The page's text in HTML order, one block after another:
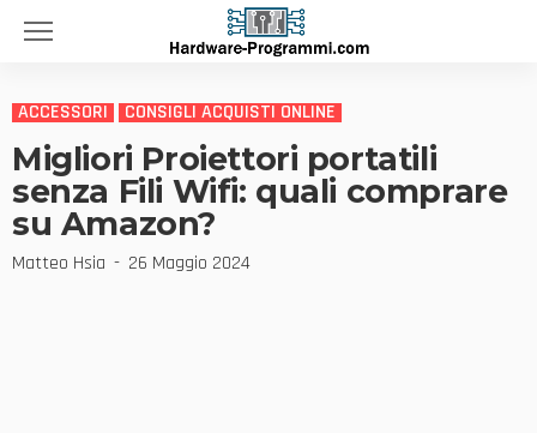
ACCESSORI CONSIGLI ACQUISTI ONLINE
Migliori Proiettori portatili
senza Fili Wifi: quali comprare
su Amazon?
Matteo Hsia 26 Maggio 2024